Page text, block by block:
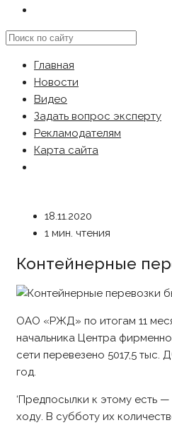
Search
websiteГлавная
Новости
Видео
Задать вопрос эксперту
Рекламодателям
Карта сайта
18.11.2020
1 мин. чтения
Контейнерные
ОАО «РЖД» по итогам 11
начальника Центра
сети перевезено 5017,5
год.
‘Предпосылки к этому есть
ходу. В субботу их